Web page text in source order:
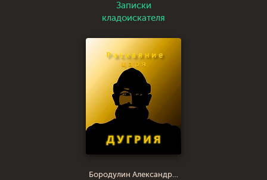
Записки
кладоискателя
Бородулин Александр Иванович saci